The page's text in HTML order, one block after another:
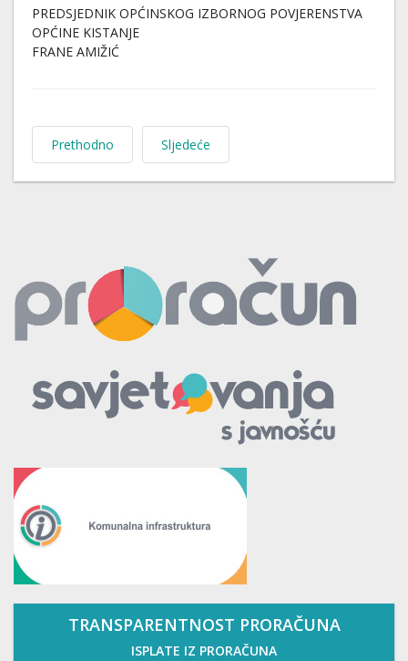
PREDSJEDNIK OPĆINSKOG IZBORNOG POVJERENSTVA
OPĆINE KISTANJE
FRANE AMIŽIĆ
Prethodno Sljedeće
TRANSPARENTNOST PRORAČUNA
ISPLATE IZ PRORAČUNA